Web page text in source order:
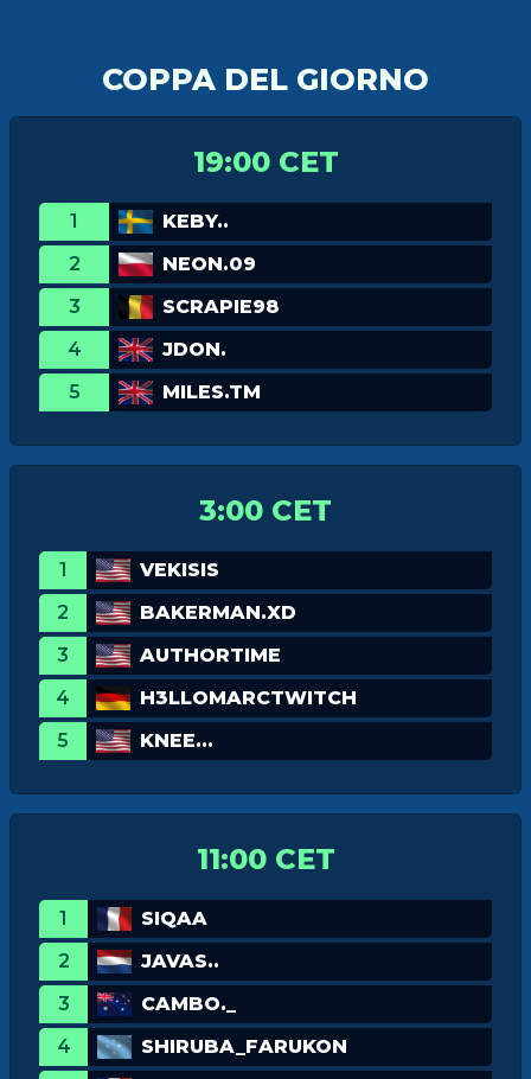
COPPA DEL GIORNO
19:00 CET
1
KEBY..
2
NEON.09
3
SCRAPIE98
4
JDON.
5
MILES.TM
3:00 CET
1
VEKISIS
2
BAKERMAN.XD
3
AUTHORTIME
4
H3LLOMARCTWITCH
5
KNEE...
11:00 CET
1
SIQAA
2
JAVAS..
3
CAMBO._
4
SHIRUBA_FARUKON